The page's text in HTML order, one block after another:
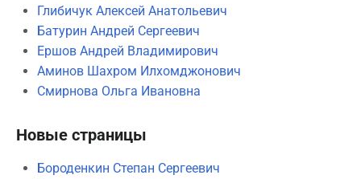
Глибичук Алексей Анатольевич
Батурин Андрей Сергеевич
Ершов Андрей Владимирович
Аминов Шахром Илхомджонович
Смирнова Ольга Ивановна
Новые страницы
Бороденкин Степан Сергеевич